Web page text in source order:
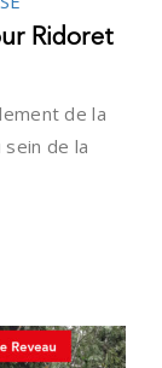
Ridoret
de la
de la